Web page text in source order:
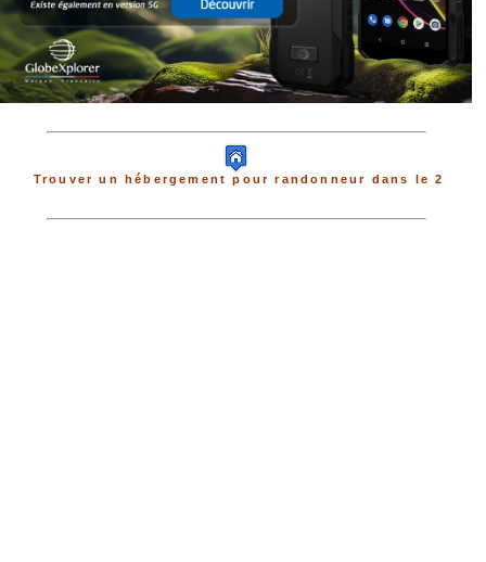
Trouver un hébergement pour randonneur dans le 2